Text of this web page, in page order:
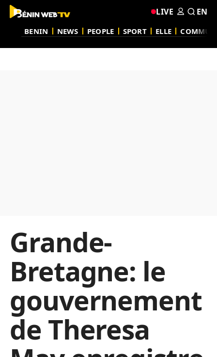
BENIN NEWS PEOPLE SPORT ELLE
LIVE EN
Grande-
Bretagne: le
gouvernement
de Theresa